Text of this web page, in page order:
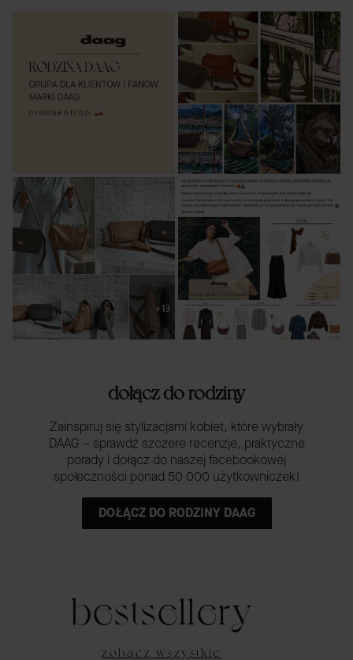
dołącz do rodziny
Zainspiruj się stylizacjami kobiet, które wybrały
DAAG – sprawdź szczere recenzje, praktyczne
porady i dołącz do naszej facebookowej
społeczności ponad 50 000 użytkowniczek!
DOŁĄCZ DO RODZINY DAAG
bestsellery
zobacz wszystkie